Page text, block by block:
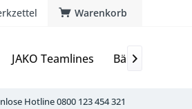
Warenkorb
JAKO Teamlines Bälle

Hotline 0800 123 454 321